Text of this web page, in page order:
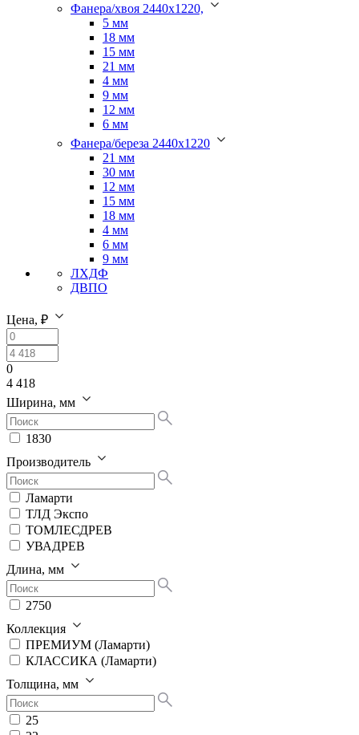
Фанера/хвоя 2440х1220,
5 мм
18 мм
15 мм
21 мм
4 мм
9 мм
12 мм
6 мм
Фанера/береза 2440х1220
21 мм
30 мм
12 мм
15 мм
18 мм
4 мм
6 мм
9 мм
ЛХДФ
ДВПО
Цена, ₽
0
4 418
Ширина, мм
1830
Производитель
Ламарти
ТЛД Экспо
ТОМЛЕСДРЕВ
УВАДРЕВ
Длина, мм
2750
Коллекция
ПРЕМИУМ (Ламарти)
КЛАССИКА (Ламарти)
Толщина, мм
25